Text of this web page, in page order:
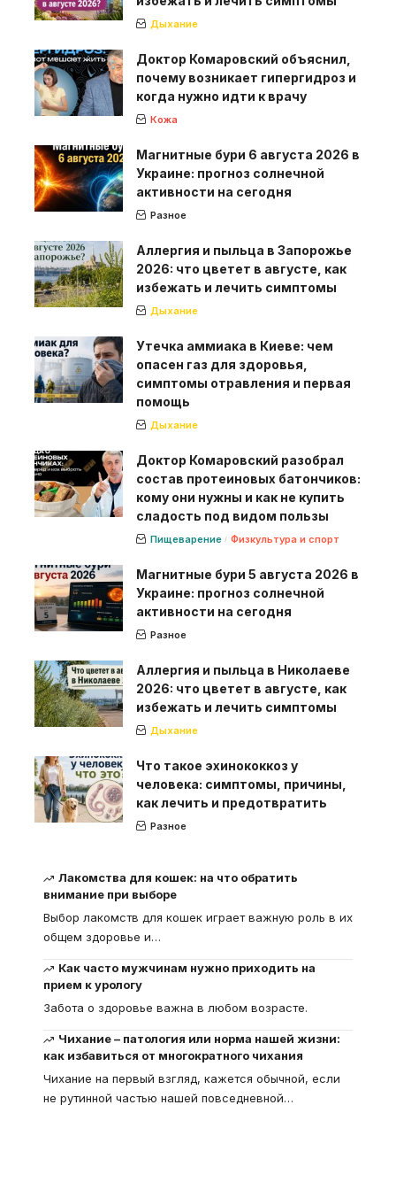
Дыхание
Доктор Комаровский объяснил,
почему возникает гипергидроз и
когда нужно идти к врачу
Кожа
Магнитные бури 6 августа 2026 в
Украине: прогноз солнечной
активности на сегодня
Разное
Аллергия и пыльца в Запорожье
2026: что цветет в августе, как
избежать и лечить симптомы
Дыхание
Утечка аммиака в Киеве: чем
опасен газ для здоровья,
симптомы отравления и первая
помощь
Дыхание
Доктор Комаровский разобрал
состав протеиновых батончиков:
кому они нужны и как не купить
сладость под видом пользы
Пищеварение Физкультура и спорт
Магнитные бури 5 августа 2026 в
Украине: прогноз солнечной
активности на сегодня
Разное
Аллергия и пыльца в Николаеве
2026: что цветет в августе, как
избежать и лечить симптомы
Дыхание
Что такое эхинококкоз у
человека: симптомы, причины,
как лечить и предотвратить
Разное
Лакомства для кошек: на что обратить
внимание при выборе
Выбор лакомств для кошек играет важную роль в их
общем здоровье и…
Как часто мужчинам нужно приходить на
прием к урологу
Забота о здоровье важна в любом возрасте.
Чихание – патология или норма нашей жизни:
как избавиться от многократного чихания
Чихание на первый взгляд, кажется обычной, если
не рутинной частью нашей повседневной…